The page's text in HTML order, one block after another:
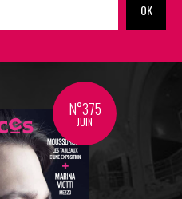
OK
N°375
JUIN